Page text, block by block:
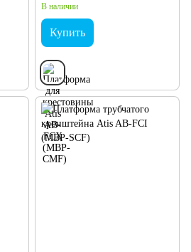
В наличии
Купить